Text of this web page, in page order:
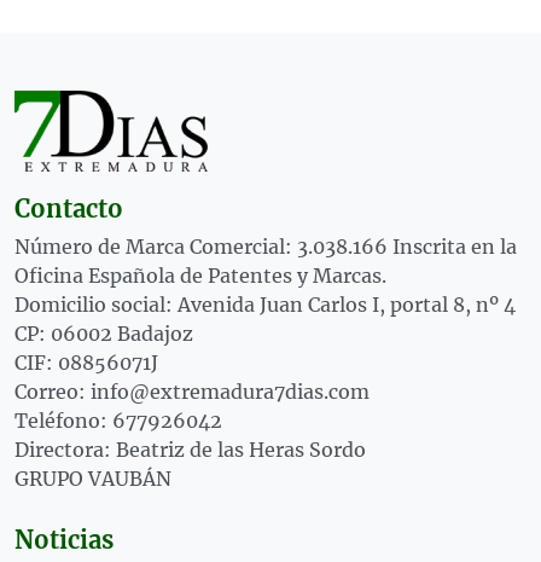
Contacto
Número de Marca Comercial: 3.038.166 Inscrita en la
Oficina Española de Patentes y Marcas.
Domicilio social: Avenida Juan Carlos I, portal 8, nº 4
CP: 06002 Badajoz
CIF: 08856071J
Correo: info@extremadura7dias.com
Teléfono: 677926042
Directora: Beatriz de las Heras Sordo
GRUPO VAUBÁN
Noticias